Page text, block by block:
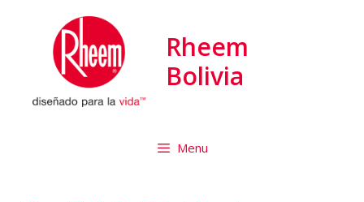
Rheem
Bolivia
Menu